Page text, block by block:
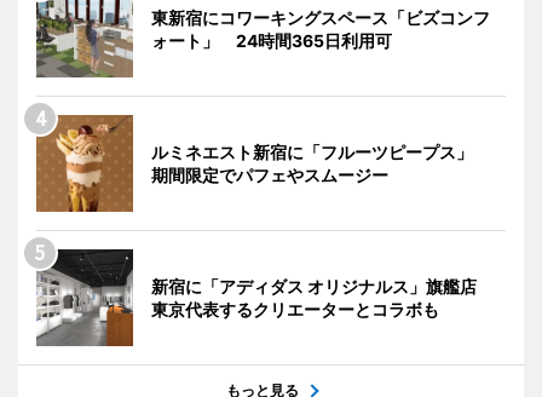
東新宿にコワーキングスペース「ビズコンフ
ォート」 24時間365日利用可
ルミネエスト新宿に「フルーツピープス」
期間限定でパフェやスムージー
新宿に「アディダス オリジナルス」旗艦店
東京代表するクリエーターとコラボも
もっと見る